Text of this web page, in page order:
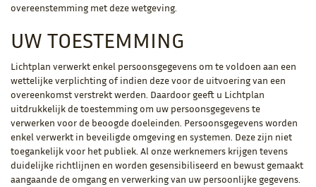
overeenstemming met deze wetgeving.
UW TOESTEMMING
Lichtplan verwerkt enkel persoonsgegevens om te voldoen aan een
wettelijke verplichting of indien deze voor de uitvoering van een
overeenkomst verstrekt werden. Daardoor geeft u Lichtplan
uitdrukkelijk de toestemming om uw persoonsgegevens te
verwerken voor de beoogde doeleinden. Persoonsgegevens worden
enkel verwerkt in beveiligde omgeving en systemen. Deze zijn niet
toegankelijk voor het publiek. Al onze werknemers krijgen tevens
duidelijke richtlijnen en worden gesensibiliseerd en bewust gemaakt
aangaande de omgang en verwerking van uw persoonlijke gegevens.